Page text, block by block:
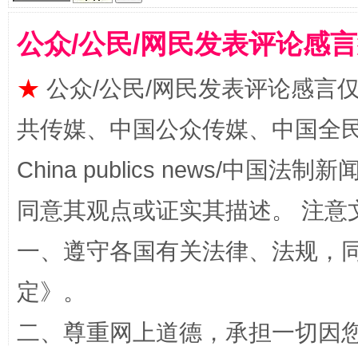
全民健身五年计划来了！等你上场
公众/公民/网民发表评论感
★ 公众/公民/网民发表评论感言
共传媒、中国公众传媒、中国全
China publics news/中国法制新
同意其观点或证实其描述。 注
一、遵守各国有关法律、法规，
定》。
二、尊重网上道德，承担一切因